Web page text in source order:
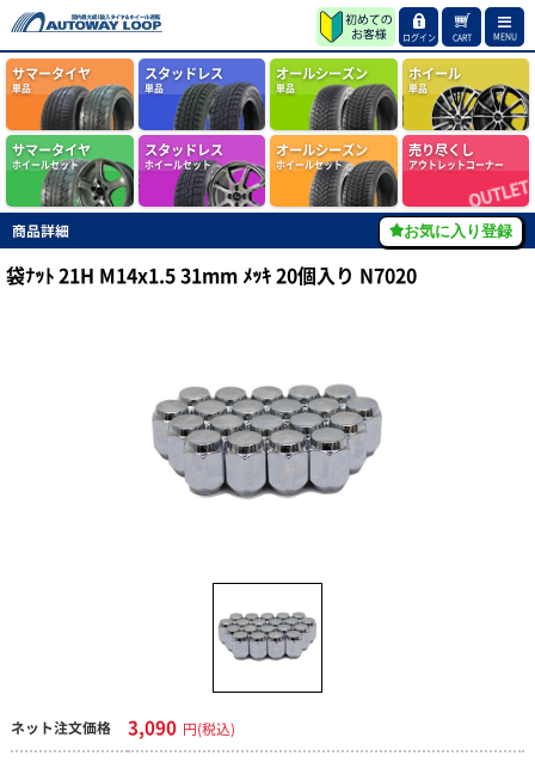
ログイン CART MENU
サマータイヤ
単品
スタッドレス
単品
オールシーズン
単品
ホイール
単品
サマータイヤ
ホイールセット
スタッドレス
ホイールセット
オールシーズン
ホイールセット
売り尽くし
アウトレットコーナー
商品詳細 お気に入り登録
袋ﾅｯﾄ 21H M14x1.5 31mm ﾒｯｷ 20個入り N7020
ネット注文価格 3,090 円(税込)